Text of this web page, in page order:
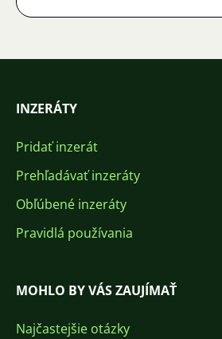
INZERÁTY
Pridať inzerát
Prehľadávať inzeráty
Obľúbené inzeráty
Pravidlá používania
MOHLO BY VÁS ZAUJÍMAŤ
Najčastejšie otázky